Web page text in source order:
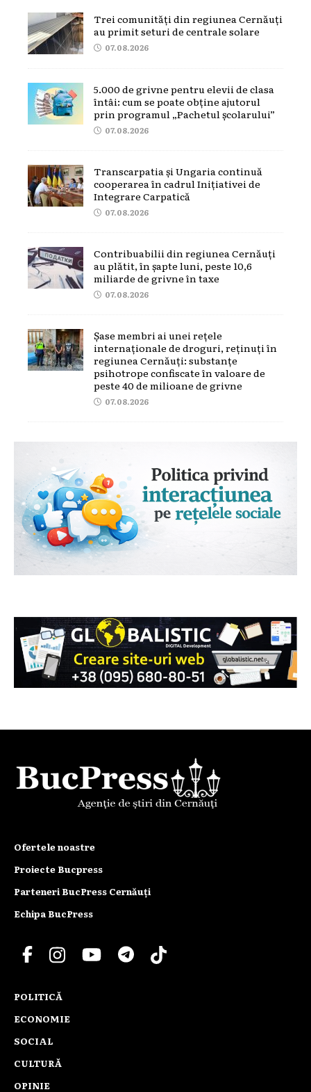
Trei comunități din regiunea Cernăuți
au primit seturi de centrale solare
07.08.2026
5.000 de grivne pentru elevii de clasa
întâi: cum se poate obține ajutorul
prin programul „Pachetul școlarului”
07.08.2026
Transcarpatia și Ungaria continuă
cooperarea în cadrul Inițiativei de
Integrare Carpatică
07.08.2026
Contribuabilii din regiunea Cernăuți
au plătit, în șapte luni, peste 10,6
miliarde de grivne în taxe
07.08.2026
Șase membri ai unei rețele
internaționale de droguri, reținuți în
regiunea Cernăuți: substanțe
psihotrope confiscate în valoare de
peste 40 de milioane de grivne
07.08.2026
Ofertele noastre
Proiecte Bucpress
Parteneri BucPress Cernăuți
Echipa BucPress
POLITICĂ
ECONOMIE
SOCIAL
CULTURĂ
OPINIE